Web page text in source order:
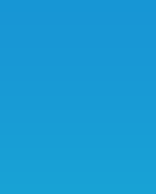
管理效率